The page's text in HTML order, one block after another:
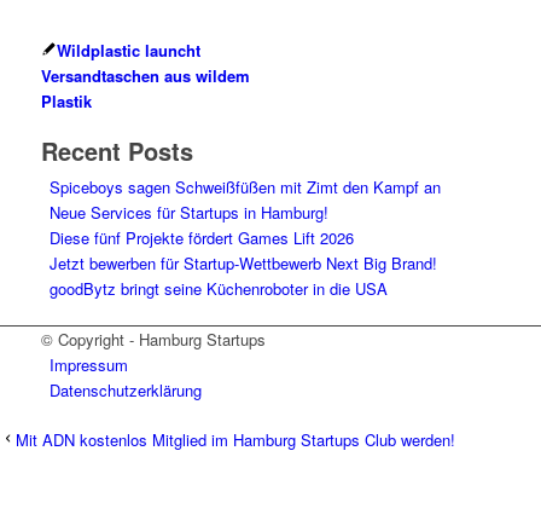
Wildplastic launcht
Versandtaschen aus wildem
Plastik
Recent Posts
Spiceboys sagen Schweißfüßen mit Zimt den Kampf an
Neue Services für Startups in Hamburg!
Diese fünf Projekte fördert Games Lift 2026
Jetzt bewerben für Startup-Wettbewerb Next Big Brand!
goodBytz bringt seine Küchenroboter in die USA
© Copyright - Hamburg Startups
Impressum
Datenschutzerklärung
Mit ADN kostenlos Mitglied im Hamburg Startups Club werden!